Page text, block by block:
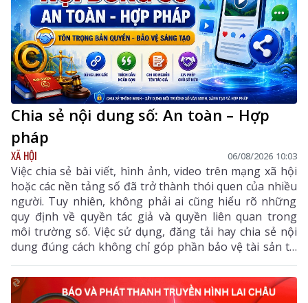
Chia sẻ nội dung số: An toàn – Hợp
pháp
XÃ HỘI 06/08/2026 10:03
Việc chia sẻ bài viết, hình ảnh, video trên mạng xã hội
hoặc các nền tảng số đã trở thành thói quen của nhiều
người. Tuy nhiên, không phải ai cũng hiểu rõ những
quy định về quyền tác giả và quyền liên quan trong
môi trường số. Việc sử dụng, đăng tải hay chia sẻ nội
dung đúng cách không chỉ góp phần bảo vệ tài sản trí
tuệ của tác giả, mà còn giúp mỗi cá nhân tránh những
vi phạm pháp luật khi tham gia không gian mạng.